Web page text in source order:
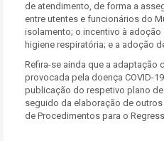
de atendimento, de forma a
entre utentes e funcionários do
isolamento; o incentivo à
higiene respiratória; e a adoção
Refira-se ainda que a adaptação
provocada pela doença COVID-
publicação do respetivo plano
seguido da elaboração de
de Procedimentos para o